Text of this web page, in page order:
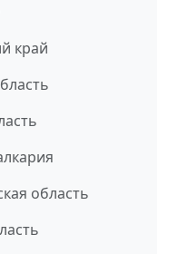
край
область